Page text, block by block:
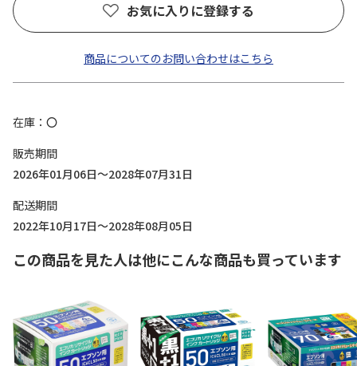
お気に入りに登録する
商品についてのお問い合わせはこちら
在庫
〇
販売期間
2026年01月06日～2028年07月31日
配送期間
2022年10月17日～2028年08月05日
この商品を見た人は他にこんな商品も買っています